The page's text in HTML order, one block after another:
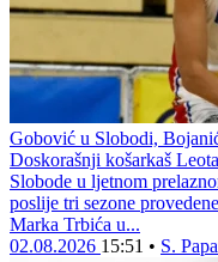
Gobović u Slobodi,
Doskorašnji košarkaš
Slobode u ljetnom
poslije tri sezone
Marka Trbića u...
02.08.2026 15:51 • S.